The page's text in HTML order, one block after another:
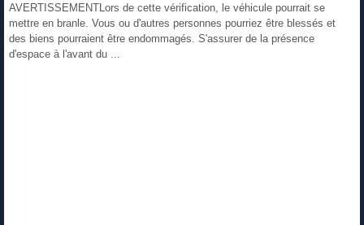
AVERTISSEMENTLors de cette vérification, le véhicule pourrait se
mettre en branle. Vous ou d'autres personnes pourriez être blessés et
des biens pourraient être endommagés. S'assurer de la présence
d'espace à l'avant du ...